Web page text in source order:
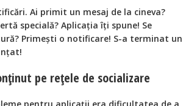
Ai primit un mesaj de la cineva?
specială? Aplicația îți spune! Se
Primești o notificare! S-a terminat un
pe rețele de socializare